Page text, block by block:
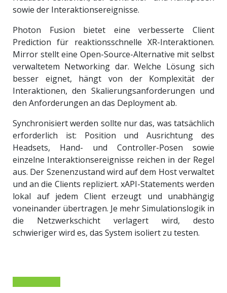
sowie der Interaktionsereignisse.
Photon Fusion bietet eine verbesserte Client
Prediction für reaktionsschnelle XR-Interaktionen.
Mirror stellt eine Open-Source-Alternative mit selbst
verwaltetem Networking dar. Welche Lösung sich
besser eignet, hängt von der Komplexität der
Interaktionen, den Skalierungsanforderungen und
den Anforderungen an das Deployment ab.
Synchronisiert werden sollte nur das, was tatsächlich
erforderlich ist: Position und Ausrichtung des
Headsets, Hand- und Controller-Posen sowie
einzelne Interaktionsereignisse reichen in der Regel
aus. Der Szenenzustand wird auf dem Host verwaltet
und an die Clients repliziert. xAPI-Statements werden
lokal auf jedem Client erzeugt und unabhängig
voneinander übertragen. Je mehr Simulationslogik in
die Netzwerkschicht verlagert wird, desto
schwieriger wird es, das System isoliert zu testen.